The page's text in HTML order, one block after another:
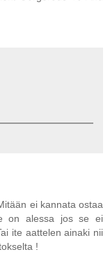
ei kannata ostaa
on alessa jos se ei
ite aattelen ainaki nii
!